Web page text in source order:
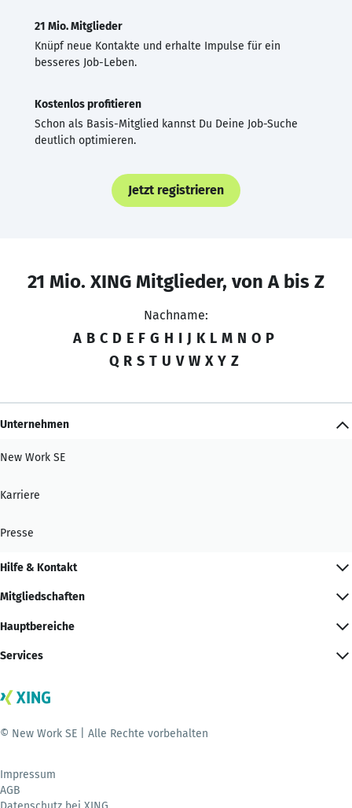
21 Mio. Mitglieder
Knüpf neue Kontakte und erhalte Impulse für ein
besseres Job-Leben.
Kostenlos profitieren
Schon als Basis-Mitglied kannst Du Deine Job-Suche
deutlich optimieren.
Jetzt registrieren
21 Mio. XING Mitglieder, von A bis Z
Nachname:
A B C D E F G H I J K L M N O P
Q R S T U V W X Y Z
Unternehmen
New Work SE
Karriere
Presse
Hilfe & Kontakt
Mitgliedschaften
Hauptbereiche
Services
© New Work SE | Alle Rechte vorbehalten
Impressum
AGB